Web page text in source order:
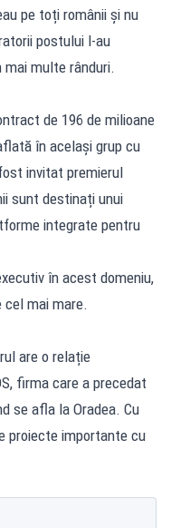
pe toți românii și nu
postului l-au
multe rânduri.
de 196 de milioane
în același grup cu
invitat premierul
sunt destinați unui
integrate pentru
în acest domeniu,
cel mai mare.
are o relație
firma care a precedat
se afla la Oradea. Cu
proiecte importante cu